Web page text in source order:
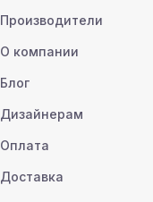
Производители
О компании
Блог
Дизайнерам
Оплата
Доставка